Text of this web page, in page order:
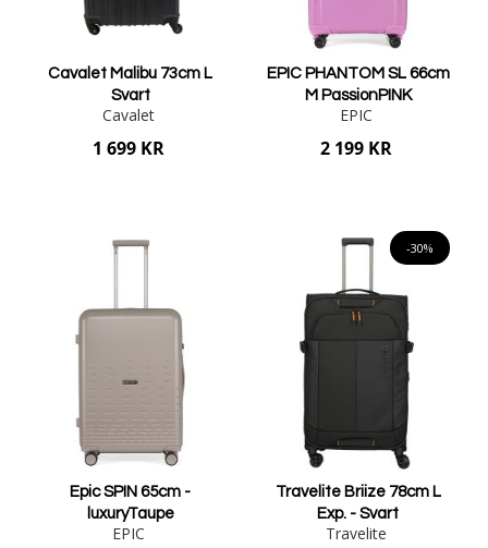
Cavalet Malibu 73cm L
Svart
Cavalet
1 699 KR
EPIC PHANTOM SL 66cm
M PassionPINK
EPIC
2 199 KR
Epic SPIN 65cm -
luxuryTaupe
EPIC
-30%
Travelite Briize 78cm L
Exp. - Svart
Travelite